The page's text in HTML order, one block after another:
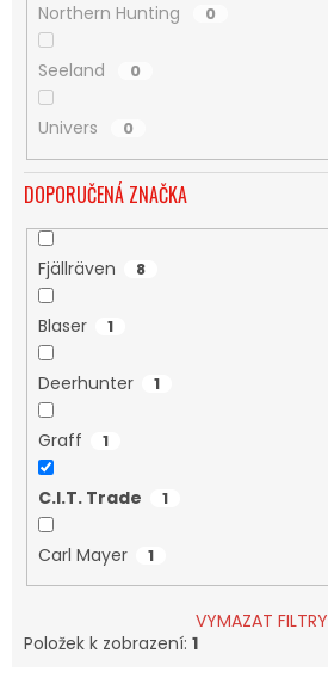
Northern Hunting 0
Seeland 0
Univers 0
DOPORUČENÁ ZNAČKA
Fjällräven 8
Blaser 1
Deerhunter 1
Graff 1
C.I.T. Trade 1
Carl Mayer 1
VYMAZAT FILTRY
Položek k zobrazení: 1